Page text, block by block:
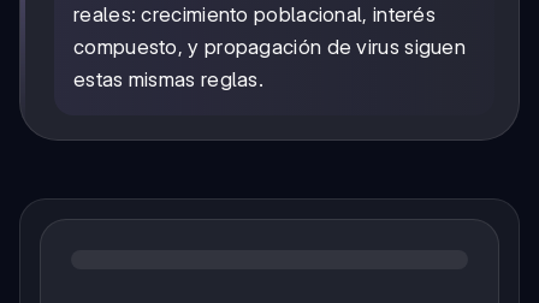
reales: crecimiento poblacional, interés
compuesto, y propagación de virus siguen
estas mismas reglas.